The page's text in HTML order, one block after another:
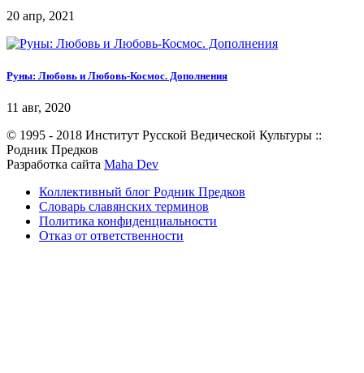
20 апр, 2021
Руны: Любовь и Любовь-Космос. Дополнения
11 авг, 2020
© 1995 - 2018 Институт Русской Ведической Культуры ::
Родник Предков
Разработка сайта Maha Dev
Коллективный блог Родник Предков
Словарь славянских терминов
Политика конфиденциальности
Отказ от ответственности